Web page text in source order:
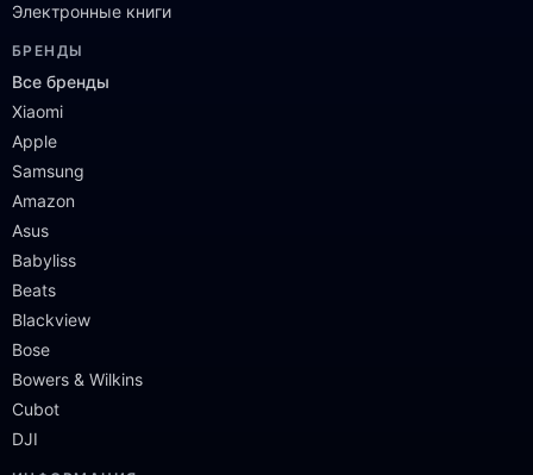
Электронные книги
БРЕНДЫ
Все бренды
Xiaomi
Apple
Samsung
Amazon
Asus
Babyliss
Beats
Blackview
Bose
Bowers & Wilkins
Cubot
DJI